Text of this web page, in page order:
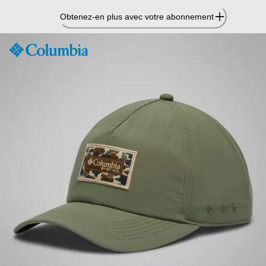
contenu
Obtenez-en plus avec votre abonnement